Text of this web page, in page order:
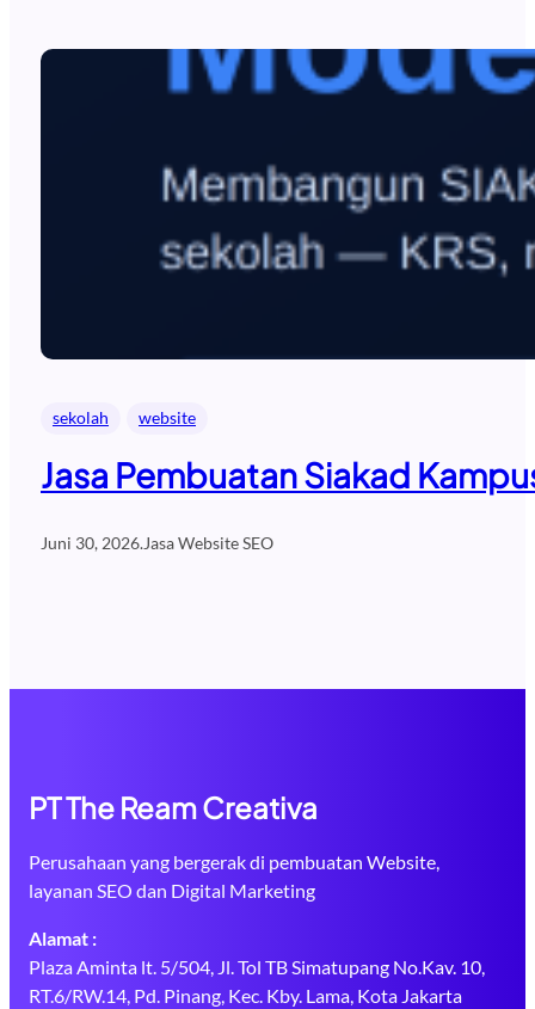
sekolah website
Jasa Pembuatan Siakad
Juni 30, 2026.Jasa Website SEO
PT The Ream Creativa
Perusahaan yang bergerak di pembuatan Website,
layanan SEO dan Digital Marketing
Alamat :
Plaza Aminta lt. 5/504, Jl. Tol TB Simatupang No.Kav. 10,
RT.6/RW.14, Pd. Pinang, Kec. Kby. Lama, Kota Jakarta